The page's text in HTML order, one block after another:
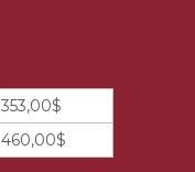
353,00$
460,00$